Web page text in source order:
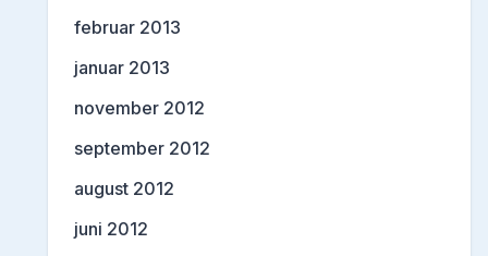
februar 2013
januar 2013
november 2012
september 2012
august 2012
juni 2012